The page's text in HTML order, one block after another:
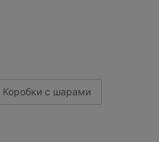
Коробки с шарами